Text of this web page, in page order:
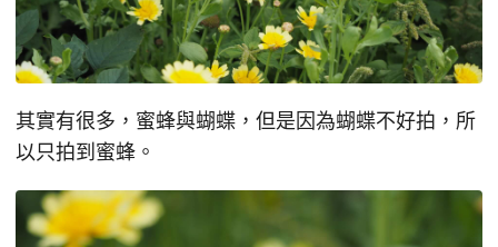
其實有很多，蜜蜂與蝴蝶，但是因為蝴蝶不好拍，所
以只拍到蜜蜂。